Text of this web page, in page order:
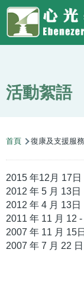
移至主內容
Top
Social
Link
Language
switcher
活動絮語
導
連
結
首頁 復康及支援服務
2015 年12月 17日
2012 年 5 月 13日
2012 年 4 月 13日
2011 年 11 月 12
2007 年 11 月 15
2007 年 7 月 22 日